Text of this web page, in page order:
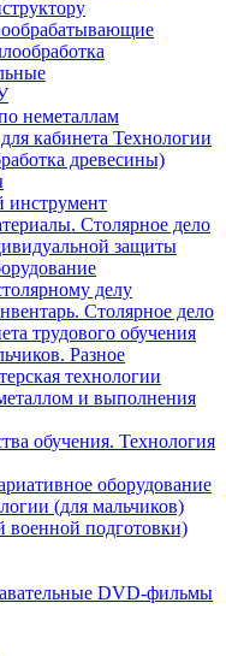
неметаллам
кабинета Технологии
древесины)
инструмент
Столярное дело
защиты
делу
Столярное дело
трудового обучения
Разное
технологии
и выполнения
обучения. Технология
оборудование
(для мальчиков)
подготовки)
DVD-фильмы